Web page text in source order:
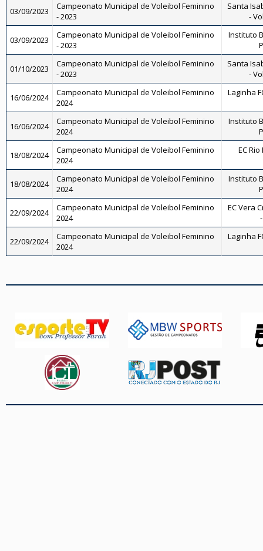
03/09/2023
Campeonato Municipal de Voleibol Feminino
- 2023
Santa
-
03/09/2023
Campeonato Municipal de Voleibol Feminino
- 2023
Instituto
01/10/2023
Campeonato Municipal de Voleibol Feminino
- 2023
Santa
-
16/06/2024
Campeonato Municipal de Voleibol Feminino
2024
Laginha
16/06/2024
Campeonato Municipal de Voleibol Feminino
2024
Instituto
18/08/2024
Campeonato Municipal de Voleibol Feminino
2024
EC
18/08/2024
Campeonato Municipal de Voleibol Feminino
2024
Instituto
22/09/2024
Campeonato Municipal de Voleibol Feminino
2024
EC Vera
22/09/2024
Campeonato Municipal de Voleibol Feminino
2024
Laginha